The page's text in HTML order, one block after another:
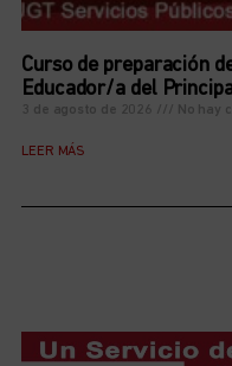
Curso de preparación
Educador/a del
3 de agosto de 2026 No hay
LEER MÁS